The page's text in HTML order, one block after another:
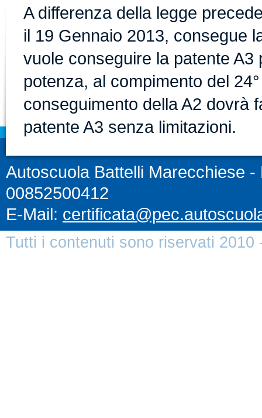
A differenza della legge
il 19 Gennaio 2013, consegue
vuole conseguire la patente
potenza, al compimento del
conseguimento della A2 dovrà
patente A3 senza limitazioni.
Autoscuola Battelli Marecchiese -
00852500412
E-Mail:
Tutti i contenuti sono riservati 2010